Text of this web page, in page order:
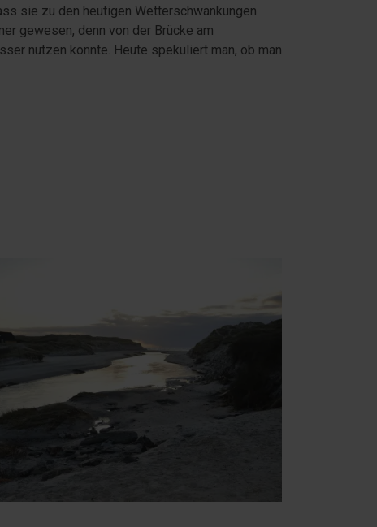
sie zu den heutigen Wetterschwankungen
gewesen, denn von der Brücke am
nutzen konnte. Heute spekuliert man, ob man